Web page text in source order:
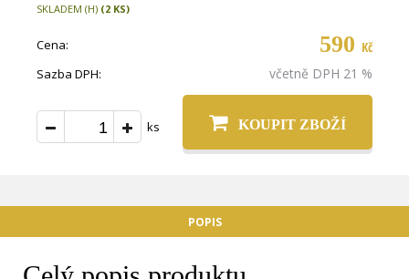
SKLADEM (H) (2 KS)
Cena: 590 Kč
Sazba DPH: včetně DPH 21 %
ks KOUPIT ZBOŽÍ
POPIS